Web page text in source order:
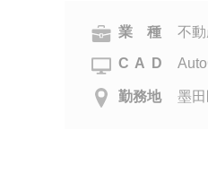
業 種 不
CAD
勤務地 墨